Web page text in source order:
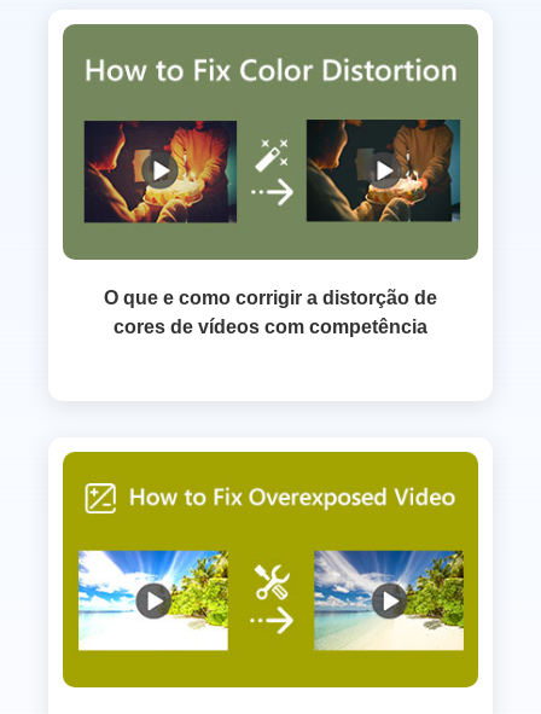
O que e como corrigir a distorção de
cores de vídeos com competência